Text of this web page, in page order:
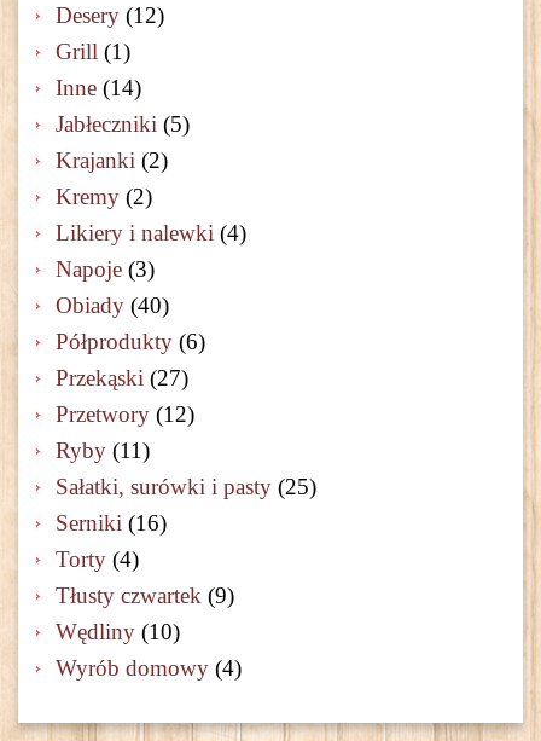
Desery (12)
Grill (1)
Inne (14)
Jabłeczniki (5)
Krajanki (2)
Kremy (2)
Likiery i nalewki (4)
Napoje (3)
Obiady (40)
Półprodukty (6)
Przekąski (27)
Przetwory (12)
Ryby (11)
Sałatki, surówki i pasty (25)
Serniki (16)
Torty (4)
Tłusty czwartek (9)
Wędliny (10)
Wyrób domowy (4)